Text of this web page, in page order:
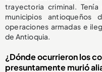
trayectoria criminal.
municipios antioqueños
operaciones armadas e
de Antioquia.
¿Dónde ocurrieron los
presuntamente murió